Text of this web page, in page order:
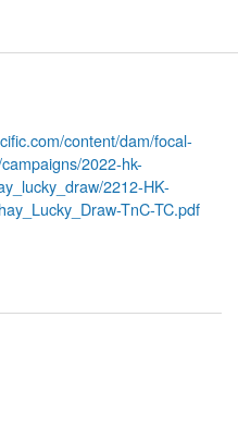
content/dam/focal-
2022-hk-
2212-HK-
TnC-TC.pdf